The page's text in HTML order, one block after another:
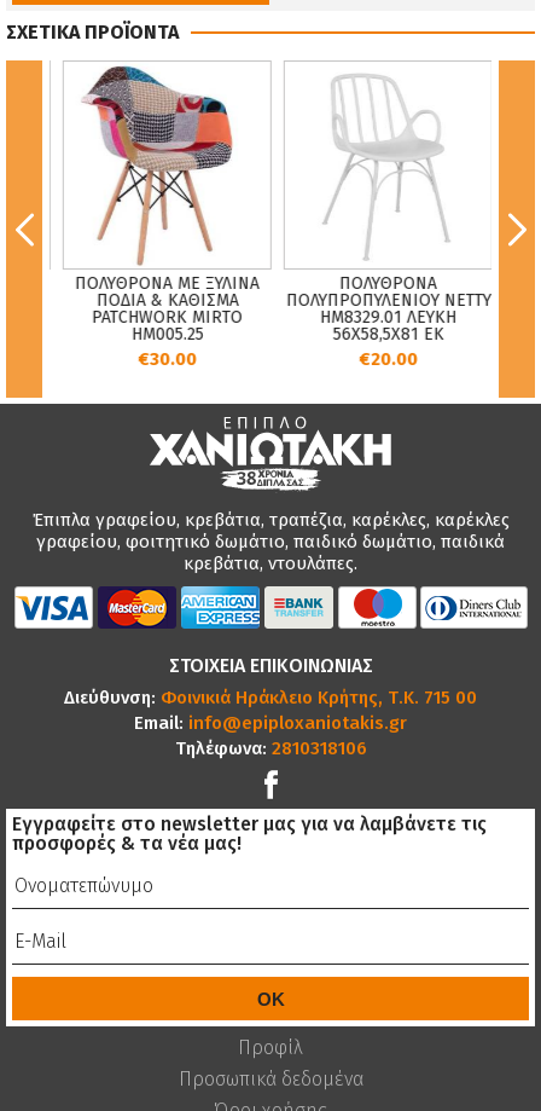
ΣΧΕΤΙΚΑ ΠΡΟΪΟΝΤΑ
ΠΟΛΥΘΡΟΝΑ ΜΕ ΞΥΛΙΝΑ
ΠΟΔΙΑ & ΚΑΘΙΣΜΑ
PATCHWORK MIRTO
HM005.25
€30.00
ΠΟΛΥΘΡΟΝΑ
ΠΟΛΥΠΡΟΠΥΛΕΝΙΟΥ NETTY
HM8329.01 ΛΕΥΚΗ
56Χ58,5Χ81 ΕΚ
€20.00
Έπιπλα γραφείου, κρεβάτια, τραπέζια, καρέκλες, καρέκλες
γραφείου, φοιτητικό δωμάτιο, παιδικό δωμάτιο, παιδικά
κρεβάτια, ντουλάπες.
ΣΤΟΙΧΕΙΑ ΕΠΙΚΟΙΝΩΝΙΑΣ
Διεύθυνση: Φοινικιά Ηράκλειο Κρήτης, Τ.Κ. 715 00
Email: info@epiploxaniotakis.gr
Τηλέφωνα: 2810318106
Εγγραφείτε στο newsletter μας για να λαμβάνετε τις
προσφορές & τα νέα μας!
Προφίλ
Προσωπικά δεδομένα